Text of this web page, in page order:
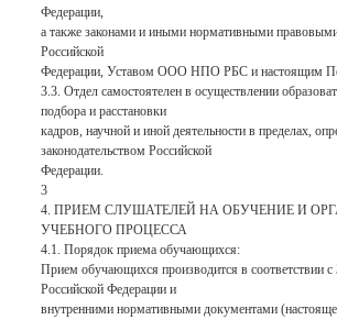
Федерации,
а также законами и иными нормативными
Российской
Федерации, Уставом ООО НПО РБС и настоящим
3.3. Отдел самостоятелен в осуществлении
подбора и расстановки
кадров, научной и иной деятельности в пределах,
законодательством Российской
Федерации.
3
4. ПРИЕМ СЛУШАТЕЛЕЙ НА ОБУЧЕНИЕ И
УЧЕБНОГО ПРОЦЕССА
4.1. Порядок приема обучающихся:
Прием обучающихся производится в соответствии с
Российской Федерации и
внутренними нормативными документами